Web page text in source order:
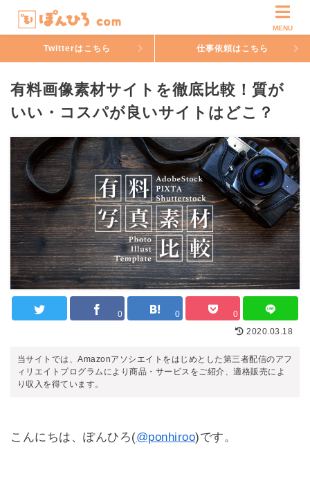
MENU
Twitterはこちら 仕事依頼はこちら
有料画像素材サイトを徹底比較！質が
いい・コスパが良いサイトはどこ？
0 0
0
2020.03.18
当サイトでは、Amazonアソシエイトをはじめとした第三者配信のアフ
ィリエイトプログラムにより商品・サービスをご紹介、適格販売によ
り収入を得ています。
こんにちは、ぽんひろ(@ponhiroo)です。